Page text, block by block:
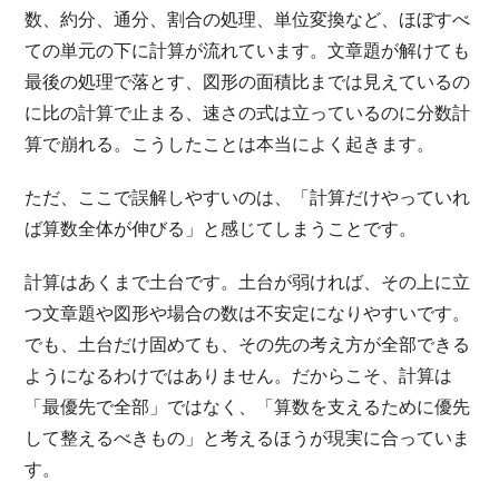
数、約分、通分、割合の処理、単位変換など、ほぼすべ
ての単元の下に計算が流れています。文章題が解けても
最後の処理で落とす、図形の面積比までは見えているの
に比の計算で止まる、速さの式は立っているのに分数計
算で崩れる。こうしたことは本当によく起きます。
ただ、ここで誤解しやすいのは、「計算だけやっていれ
ば算数全体が伸びる」と感じてしまうことです。
計算はあくまで土台です。土台が弱ければ、その上に立
つ文章題や図形や場合の数は不安定になりやすいです。
でも、土台だけ固めても、その先の考え方が全部できる
ようになるわけではありません。だからこそ、計算は
「最優先で全部」ではなく、「算数を支えるために優先
して整えるべきもの」と考えるほうが現実に合っていま
す。